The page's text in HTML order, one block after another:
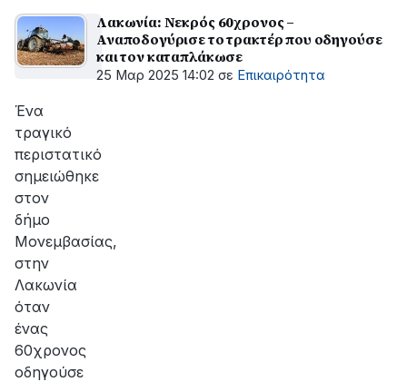
Λακωνία: Νεκρός 60χρονος –
Αναποδογύρισε το τρακτέρ που οδηγούσε
και τον καταπλάκωσε
25 Μαρ 2025 14:02 σε Επικαιρότητα
Ένα
τραγικό
περιστατικό
σημειώθηκε
στον
δήμο
Μονεμβασίας,
στην
Λακωνία
όταν
ένας
60χρονος
οδηγούσε